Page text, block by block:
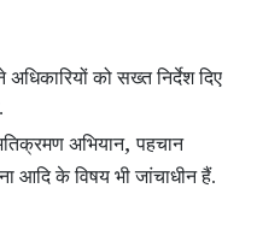
को सख्त निर्देश दिए
अभियान,पहचान
आदि के विषय भी जांचाधीन हैं.